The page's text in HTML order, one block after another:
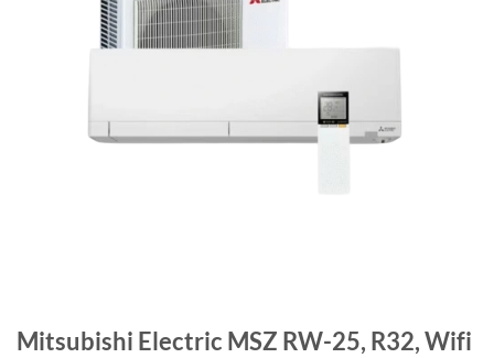
Mitsubishi Electric MSZ RW-25, R32, Wifi